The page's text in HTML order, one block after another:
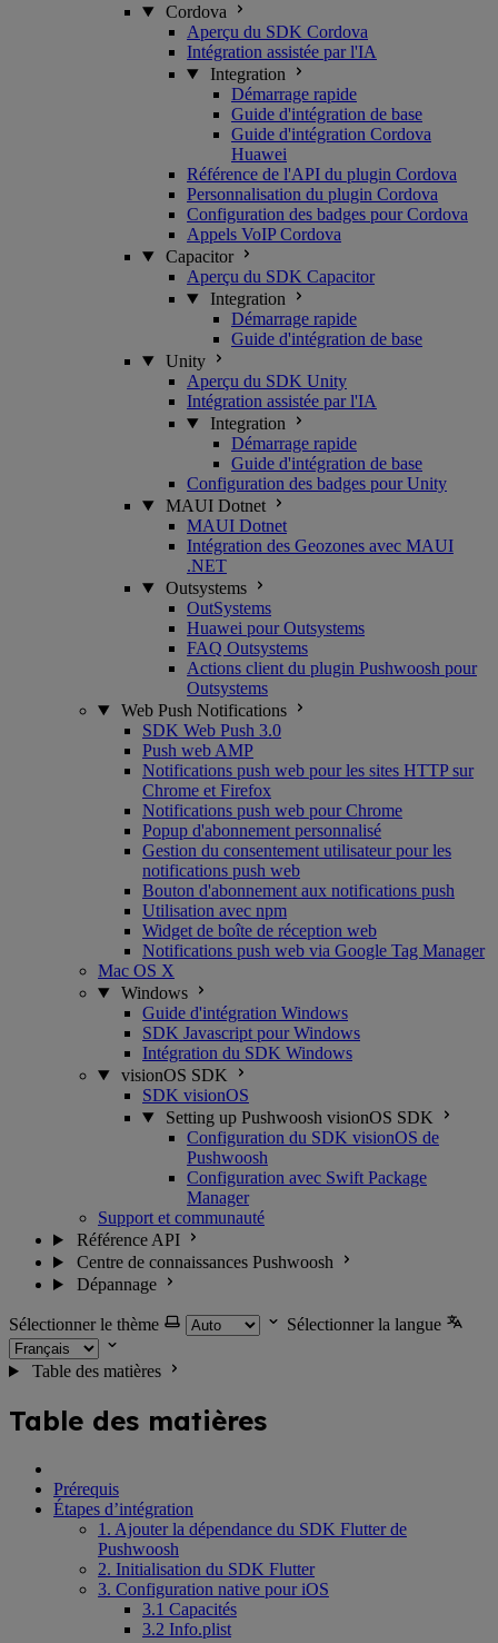
Cordova
Aperçu du SDK Cordova
Intégration assistée par l'IA
Integration
Démarrage rapide
Guide d'intégration de base
Guide d'intégration Cordova
Huawei
Référence de l'API du plugin Cordova
Personnalisation du plugin Cordova
Configuration des badges pour Cordova
Appels VoIP Cordova
Capacitor
Aperçu du SDK Capacitor
Integration
Démarrage rapide
Guide d'intégration de base
Unity
Aperçu du SDK Unity
Intégration assistée par l'IA
Integration
Démarrage rapide
Guide d'intégration de base
Configuration des badges pour Unity
MAUI Dotnet
MAUI Dotnet
Intégration des Geozones avec MAUI
.NET
Outsystems
OutSystems
Huawei pour Outsystems
FAQ Outsystems
Actions client du plugin Pushwoosh pour
Outsystems
Web Push Notifications
SDK Web Push 3.0
Push web AMP
Notifications push web pour les sites HTTP sur
Chrome et Firefox
Notifications push web pour Chrome
Popup d'abonnement personnalisé
Gestion du consentement utilisateur pour les
notifications push web
Bouton d'abonnement aux notifications push
Utilisation avec npm
Widget de boîte de réception web
Notifications push web via Google Tag Manager
Mac OS X
Windows
Guide d'intégration Windows
SDK Javascript pour Windows
Intégration du SDK Windows
visionOS SDK
SDK visionOS
Setting up Pushwoosh visionOS SDK
Configuration du SDK visionOS de
Pushwoosh
Configuration avec Swift Package
Manager
Support et communauté
Référence API
Centre de connaissances Pushwoosh
Dépannage
Sélectionner le thème Sélectionner la langue
Table des matières
Table des matières
Prérequis
Étapes d’intégration
1. Ajouter la dépendance du SDK Flutter de
Pushwoosh
2. Initialisation du SDK Flutter
3. Configuration native pour iOS
3.1 Capacités
3.2 Info.plist